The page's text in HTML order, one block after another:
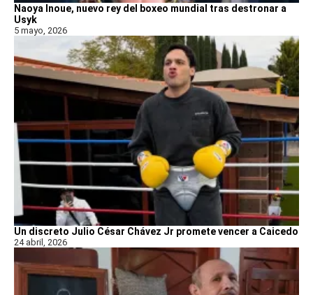
Naoya Inoue, nuevo rey del boxeo mundial tras destronar a
Usyk
5 mayo, 2026
Un discreto Julio César Chávez Jr promete vencer a Caicedo
24 abril, 2026